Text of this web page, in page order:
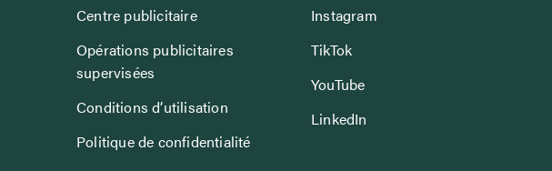
Centre publicitaire
Opérations publicitaires
supervisées
Conditions d’utilisation
Politique de confidentialité
Instagram
TikTok
YouTube
LinkedIn